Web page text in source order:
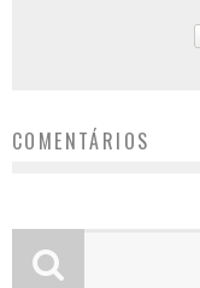
COMENTÁRIOS